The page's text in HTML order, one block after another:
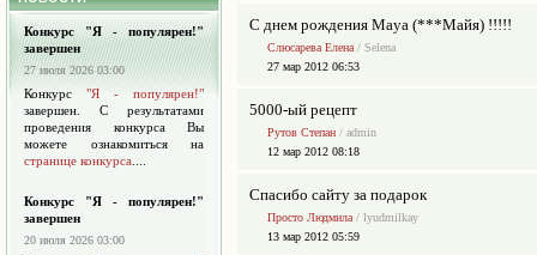
Конкурс "Я - популярен!"
завершен
27 июля 2026 03:00
Конкурс "Я - популярен!"
завершен. С результатами
проведения конкурса Вы
можете ознакомиться на
странице конкурса
Конкурс "Я - популярен!"
завершен
20 июля 2026 03:00
С днем рождения Maya (***Майя) !!!!!
Слюсарева Елена / Selena
27 мар 2012 06:53
5000-ый рецепт
Рутов Степан / admin
12 мар 2012 08:18
Спасибо сайту за подарок
Просто Людмила / lyudmilkay
13 мар 2012 05:59